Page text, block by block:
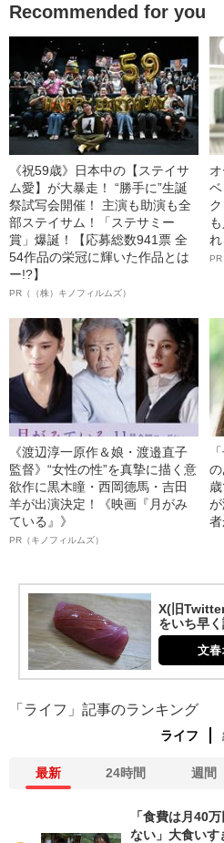
Recommended for you
《祝59歳》日本中の【ステイサ
ム愛】が大暴走！ “勝手に”生誕
祭試写会開催！ 主演も助演も全
部ステイサム！「ステサミー
賞」爆誕！【応募総数941票 全
54作品の栄冠に輝いた作品とは
ー!?】
PR（（株）キノフィルムズ）
PR
《渡辺淳一原作＆娘・渡邉直子
監督》“女性の性”を真摯に描く意
欲作に黒木瞳・西岡德馬・吉田
羊が出演決定！《映画『月がみ
ている』》
PR（キノフィルムズ）
X(旧
をいち早く
文春
「ライフ」記事のランキング
ライフ
最新 24時間 週間
「食費は月40
ない」大食い